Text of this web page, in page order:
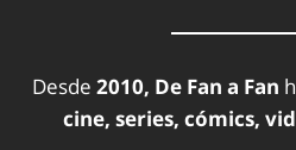
Desde 2010, De Fan a Fan
cine, series, cómics,